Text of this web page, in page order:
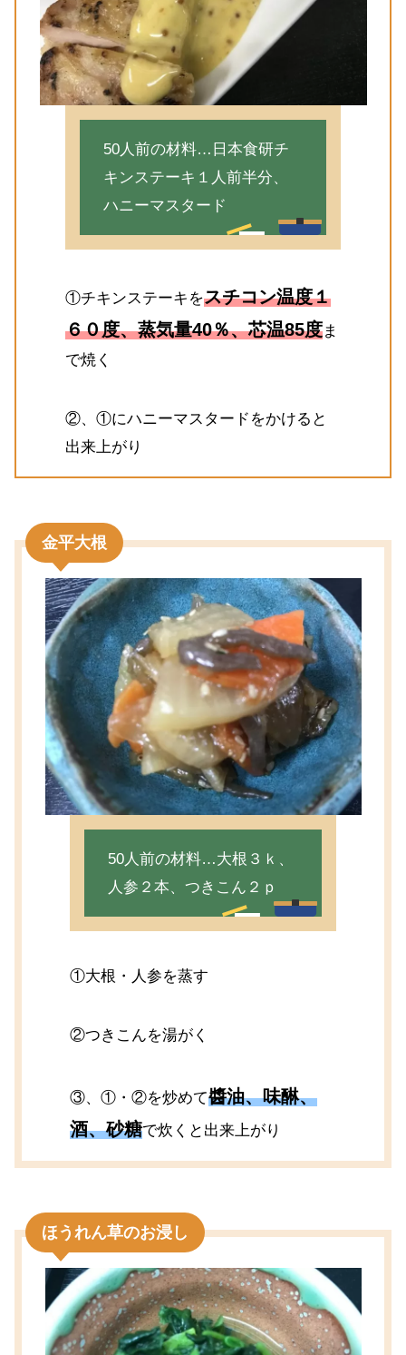
50人前の材料…日本食研チ
キンステーキ１人前半分、
ハニーマスタード
①チキンステーキをスチコン温度１
６０度、蒸気量40％、芯温85度ま
で焼く
②、①にハニーマスタードをかけると
出来上がり
金平大根
50人前の材料…大根３ｋ、
人参２本、つきこん２ｐ
①大根・人参を蒸す
②つきこんを湯がく
③、①・②を炒めて醬油、味醂、
酒、砂糖で炊くと出来上がり
ほうれん草のお浸し